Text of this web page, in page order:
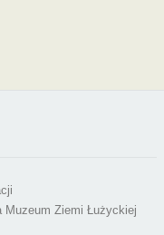
Muzeum Ziemi Łużyckiej